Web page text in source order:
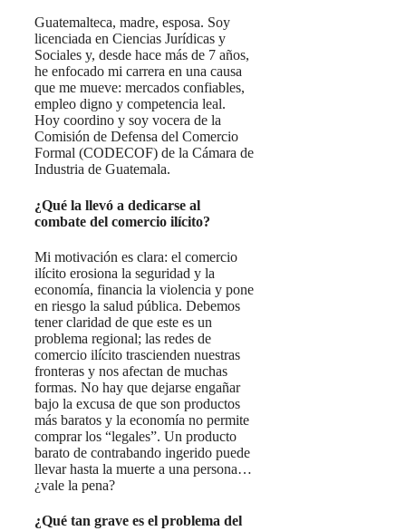
Guatemalteca, madre, esposa. Soy
licenciada en Ciencias Jurídicas y
Sociales y, desde hace más de 7 años,
he enfocado mi carrera en una causa
que me mueve: mercados confiables,
empleo digno y competencia leal.
Hoy coordino y soy vocera de la
Comisión de Defensa del Comercio
Formal (CODECOF) de la Cámara de
Industria de Guatemala.
¿Qué la llevó a dedicarse al
combate del comercio ilícito?
Mi motivación es clara: el comercio
ilícito erosiona la seguridad y la
economía, financia la violencia y pone
en riesgo la salud pública. Debemos
tener claridad de que este es un
problema regional; las redes de
comercio ilícito trascienden nuestras
fronteras y nos afectan de muchas
formas. No hay que dejarse engañar
bajo la excusa de que son productos
más baratos y la economía no permite
comprar los “legales”. Un producto
barato de contrabando ingerido puede
llevar hasta la muerte a una persona…
¿vale la pena?
¿Qué tan grave es el problema del